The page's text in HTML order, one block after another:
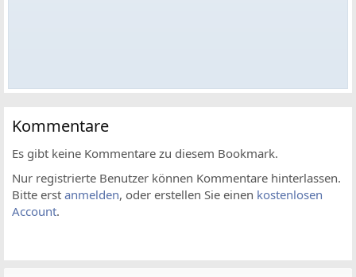
Kommentare
Es gibt keine Kommentare zu diesem Bookmark.
Nur registrierte Benutzer können Kommentare hinterlassen.
Bitte erst anmelden, oder erstellen Sie einen kostenlosen
Account.